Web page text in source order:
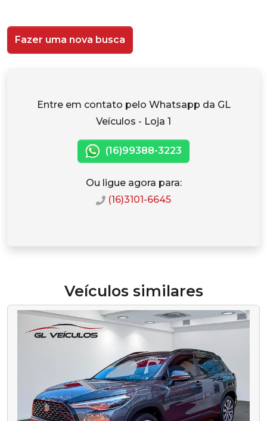
Fazer uma nova busca
Entre em contato pelo Whatsapp da GL
Veículos - Loja 1
(16)99388-3223
Ou ligue agora para:
(16)3101-6645
Veículos similares